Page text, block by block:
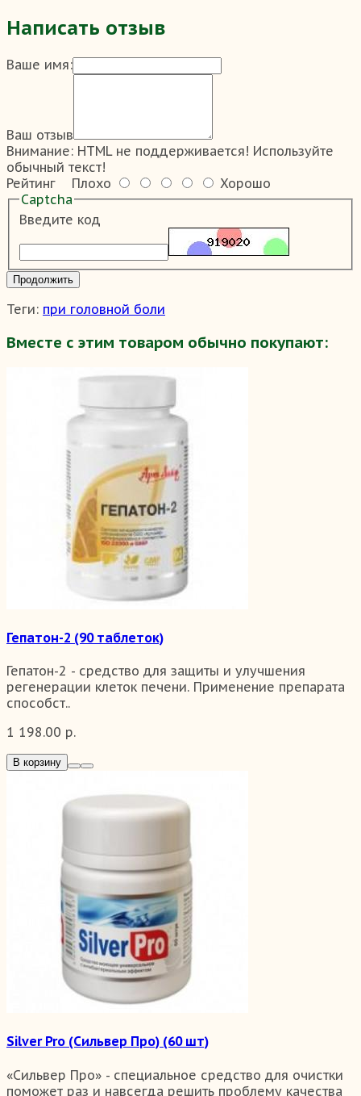
Написать отзыв
Ваше имя:
Ваш отзыв
Внимание: HTML не поддерживается! Используйте
обычный текст!
Рейтинг Плохо
Хорошо
Captcha
Введите код
Продолжить
Теги: при головной боли
Вместе с этим товаром обычно покупают:
Гепатон-2 (90 таблеток)
Гепатон-2 - средство для защиты и улучшения
регенерации клеток печени. Применение препарата
способст..
1 198.00 р.
В корзину
Silver Pro (Сильвер Про) (60 шт)
«Сильвер Про» - специальное средство для очистки
поможет раз и навсегда решить проблему качества